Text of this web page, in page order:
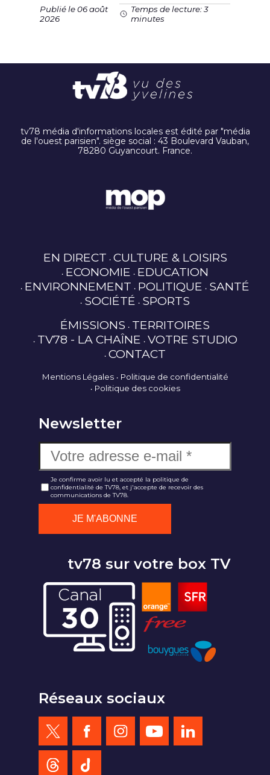
Publié le 06 août
2026
Temps de lecture: 3
minutes
tv78 média d'informations locales est édité par "média
de l'ouest parisien". siège social : 43 Boulevard Vauban,
78280 Guyancourt. France.
EN DIRECT CULTURE & LOISIRS
ECONOMIE EDUCATION
ENVIRONNEMENT POLITIQUE SANTÉ
SOCIÉTÉ SPORTS
ÉMISSIONS TERRITOIRES
TV78 - LA CHAÎNE VOTRE STUDIO
CONTACT
Mentions Légales
Politique de confidentialité
Politique des cookies
Newsletter
Je confirme avoir lu et accepté la politique de
confidentialité de TV78, et j'accepte de recevoir des
communications de TV78.
tv78 sur votre box TV
Réseaux sociaux